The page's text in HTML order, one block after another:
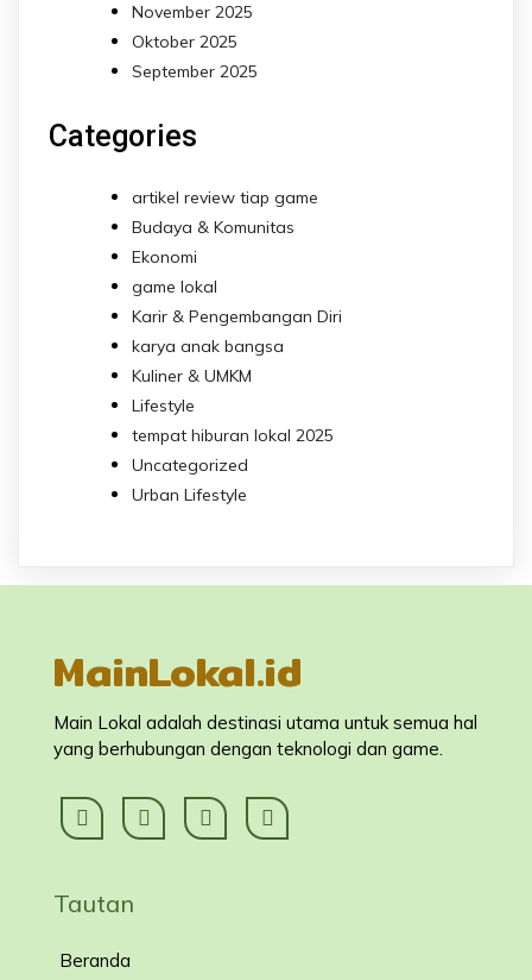
November 2025
Oktober 2025
September 2025
Categories
artikel review tiap game
Budaya & Komunitas
Ekonomi
game lokal
Karir & Pengembangan Diri
karya anak bangsa
Kuliner & UMKM
Lifestyle
tempat hiburan lokal 2025
Uncategorized
Urban Lifestyle
MainLokal.id
Main Lokal adalah destinasi utama untuk semua hal
yang berhubungan dengan teknologi dan game.
Tautan
Beranda